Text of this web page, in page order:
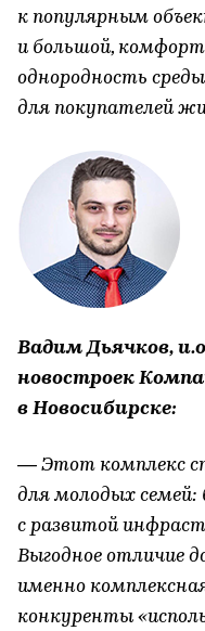
к популярным
и большой,
однородность
для покупателей
Вадим Дьячков,
новостроек
в Новосибирске:
— Этот комплекс
для молодых
с развитой
Выгодное отличие
именно
конкуренты